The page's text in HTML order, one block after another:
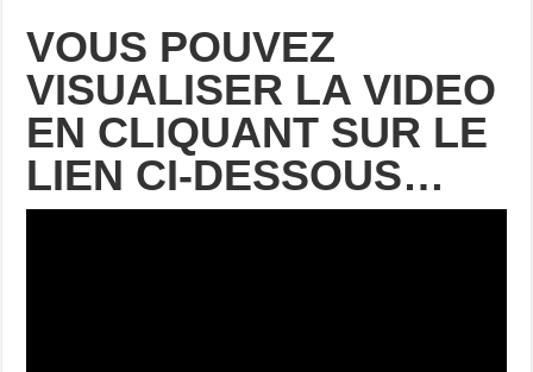
VOUS POUVEZ
VISUALISER LA VIDEO
EN CLIQUANT SUR LE
LIEN CI-DESSOUS…